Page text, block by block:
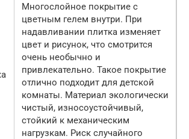
Многослойное покрытие с
цветным гелем внутри. При
надавливании плитка изменяет
цвет и рисунок, что смотрится
очень необычно и
привлекательно. Такое покрытие
отлично подходит для детской
комнаты. Материал экологически
чистый, износоустойчивый,
стойкий к механическим
нагрузкам. Риск случайного